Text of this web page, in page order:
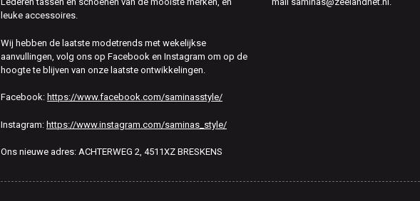
leuke accessoires.
Wij hebben de laatste modetrends met wekelijkse
aanvullingen, volg ons op Facebook en Instagram om op de
hoogte te blijven van onze laatste ontwikkelingen.
Facebook: https://www.facebook.com/saminasstyle/
Instagram: https://www.instagram.com/saminas_style/
Ons nieuwe adres: ACHTERWEG 2, 4511XZ BRESKENS